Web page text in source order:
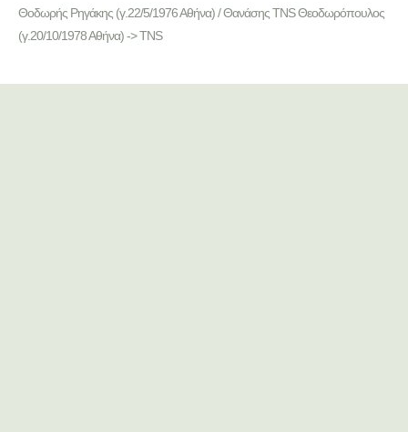
Θοδωρής Ρηγάκης (γ.22/5/1976 Αθήνα) / Θανάσης TNS Θεοδωρόπουλος
(γ.20/10/1978 Αθήνα) -> TNS